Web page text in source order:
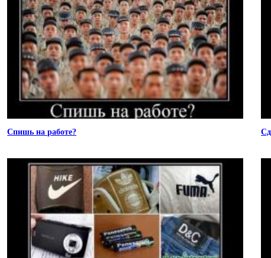
Спишь на работе?